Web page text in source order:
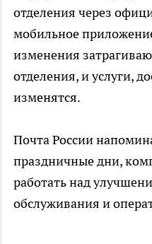
отделения через
мобильное
изменения
отделения, и услуги,
изменятся.
Почта России
праздничные дни,
работать над
обслуживания и